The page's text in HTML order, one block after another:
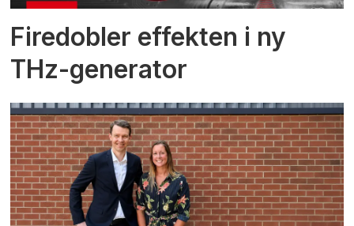
Firedobler effekten i ny
THz-generator